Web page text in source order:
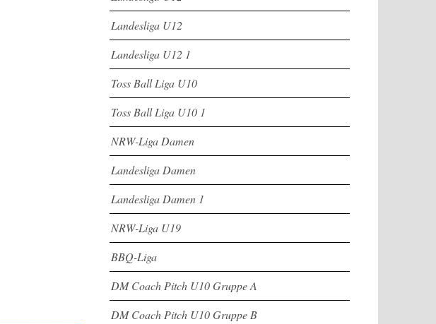
Landesliga U12
Landesliga U12 1
Toss Ball Liga U10
Toss Ball Liga U10 1
NRW-Liga Damen
Landesliga Damen
Landesliga Damen 1
NRW-Liga U19
BBQ-Liga
DM Coach Pitch U10 Gruppe A
DM Coach Pitch U10 Gruppe B